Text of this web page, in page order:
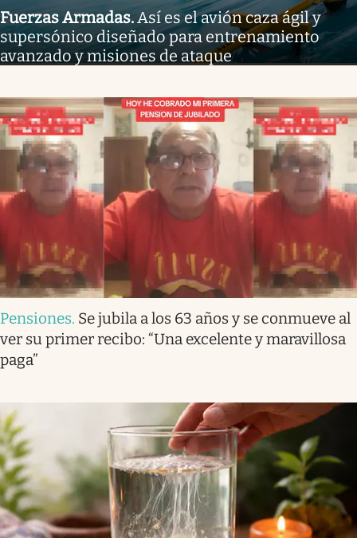
Fuerzas Armadas.Así es el avión caza ágil y
supersónico diseñado para entrenamiento
avanzado y misiones de ataque
Pensiones. Se jubila a los 63 años y se conmueve al
ver su primer recibo: “Una excelente y maravillosa
paga”